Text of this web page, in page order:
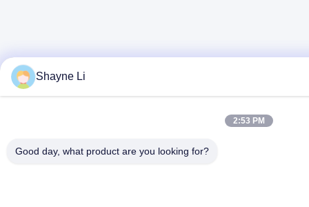
Shayne Li
2:53 PM
Good day, what product are you looking for?